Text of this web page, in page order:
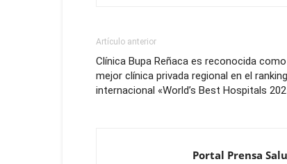
Artículo anterior
Clínica Bupa Reñaca es reconocida
mejor clínica privada regional en el ranking
internacional «World’s Best Hospitals
Portal Prensa